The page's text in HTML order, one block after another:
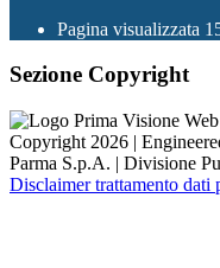
Pagina visualizzata
Sezione Copyright
Copyright 2026 |
Parma S.p.A. | Divisione
Disclaimer trattamento dati